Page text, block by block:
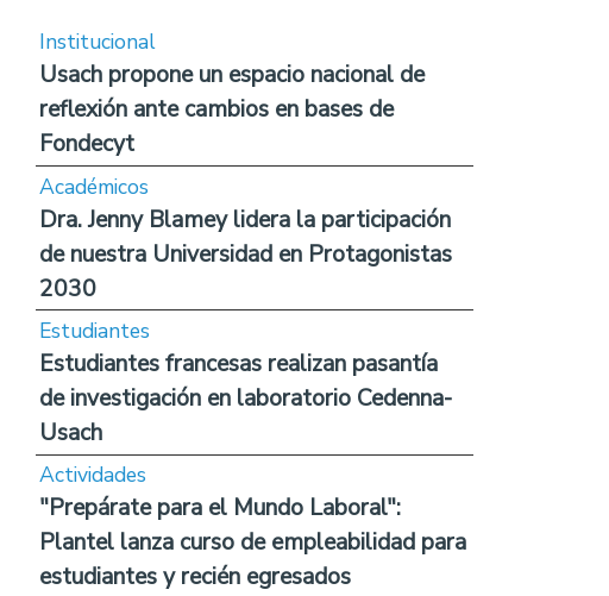
Institucional
Usach propone un espacio nacional de
reflexión ante cambios en bases de
Fondecyt
Académicos
Dra. Jenny Blamey lidera la participación
de nuestra Universidad en Protagonistas
2030
Estudiantes
Estudiantes francesas realizan pasantía
de investigación en laboratorio Cedenna-
Usach
Actividades
"Prepárate para el Mundo Laboral":
Plantel lanza curso de empleabilidad para
estudiantes y recién egresados